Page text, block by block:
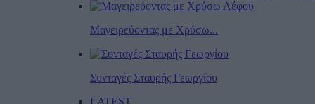
Μαγειρεύοντας με Χρύσω...
Συνταγές Σταυρής Γεωργίου
LATEST